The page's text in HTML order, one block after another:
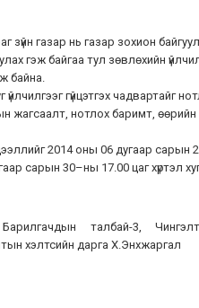
зүйн газар нь газар зохион
гэж байгаа тул зөвлөхийн
байна.
үйлчилгээг гүйцэтгэх
жагсаалт, нотлох баримт,
2014 оны 06 дугаар сарын
сарын 30–ны 17.00 цаг хүртэл
талбай-3,
хэлтсийн дарга Х.Энхжаргал